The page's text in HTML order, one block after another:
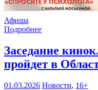
Афиша
Подробнее
Заседание
пройдет в
01.03.2026 Новости, 16+